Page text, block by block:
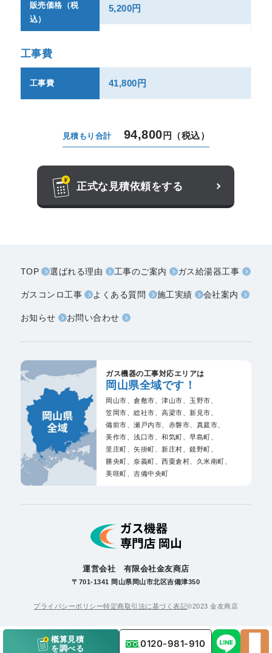
販売価格（税
込）
5,200円
工事費
工事費 41,800円
見積もり合計 94,800 円（税込）
正式な見積依頼をする
TOP 選ばれる理由 工事のご案内 ガス給湯器工事
ガスコンロ工事 よくある質問 施工実績 会社案内
お知らせ お問い合わせ
ガス機器の工事対応エリアは
岡山県全域です！
岡山市、倉敷市、津山市、 玉野市、
笠岡市、総社市、高梁市、新見市、
備前市、瀬戸内市、 赤磐市、 真庭市、
美作市、浅口市、和気町、早島町、
里庄町、矢掛町、新庄村、鏡野町、
勝央町、奈義町、西粟倉村、 久米南町、
美咲町、吉備中央町
運営会社 有限会社金友商店
〒701-1341 岡山県岡山市北区吉備津350
プライバシーポリシー特定商取引法に基づく表記©2023 金友商店
概算見積
を調べる
0120-981-910